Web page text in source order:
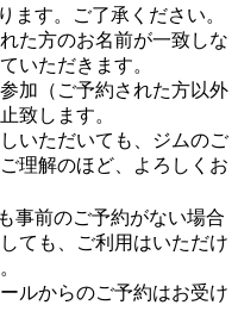
す。ご了承ください。
た方のお名前が一致しな
いただきます。
加（ご予約された方以外
致します。
いただいても、ジムのご
理解のほど、よろしくお
事前のご予約がない場合
ても、ご利用はいただけ
ルからのご予約はお受け